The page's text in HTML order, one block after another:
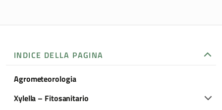
INDICE DELLA PAGINA
Agrometeorologia
Xylella – Fitosanitario